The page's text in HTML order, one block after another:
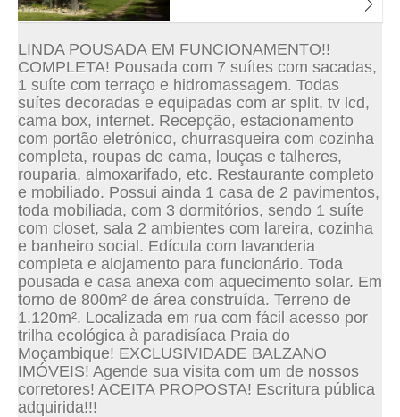
LINDA POUSADA EM FUNCIONAMENTO!!
COMPLETA! Pousada com 7 suítes com sacadas,
1 suíte com terraço e hidromassagem. Todas
suítes decoradas e equipadas com ar split, tv lcd,
cama box, internet. Recepção, estacionamento
com portão eletrónico, churrasqueira com cozinha
completa, roupas de cama, louças e talheres,
rouparia, almoxarifado, etc. Restaurante completo
e mobiliado. Possui ainda 1 casa de 2 pavimentos,
toda mobiliada, com 3 dormitórios, sendo 1 suíte
com closet, sala 2 ambientes com lareira, cozinha
e banheiro social. Edícula com lavanderia
completa e alojamento para funcionário. Toda
pousada e casa anexa com aquecimento solar. Em
torno de 800m² de área construída. Terreno de
1.120m². Localizada em rua com fácil acesso por
trilha ecológica à paradisíaca Praia do
Moçambique! EXCLUSIVIDADE BALZANO
IMÓVEIS! Agende sua visita com um de nossos
corretores! ACEITA PROPOSTA! Escritura pública
adquirida!!!